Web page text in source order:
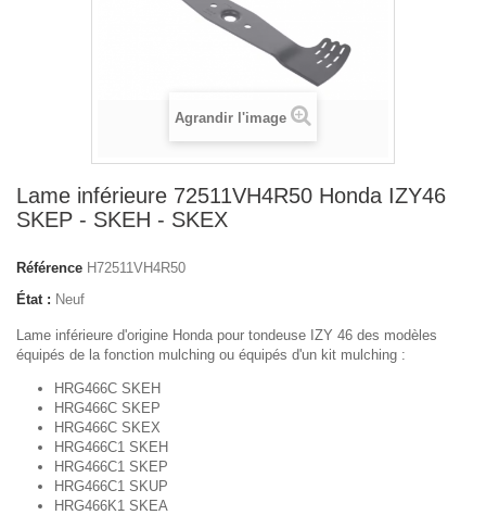
Agrandir l'image
Lame inférieure 72511VH4R50 Honda IZY46
SKEP - SKEH - SKEX
Référence H72511VH4R50
État : Neuf
Lame inférieure d'origine Honda pour tondeuse IZY 46 des modèles
équipés de la fonction mulching ou équipés d'un kit mulching :
HRG466C SKEH
HRG466C SKEP
HRG466C SKEX
HRG466C1 SKEH
HRG466C1 SKEP
HRG466C1 SKUP
HRG466K1 SKEA